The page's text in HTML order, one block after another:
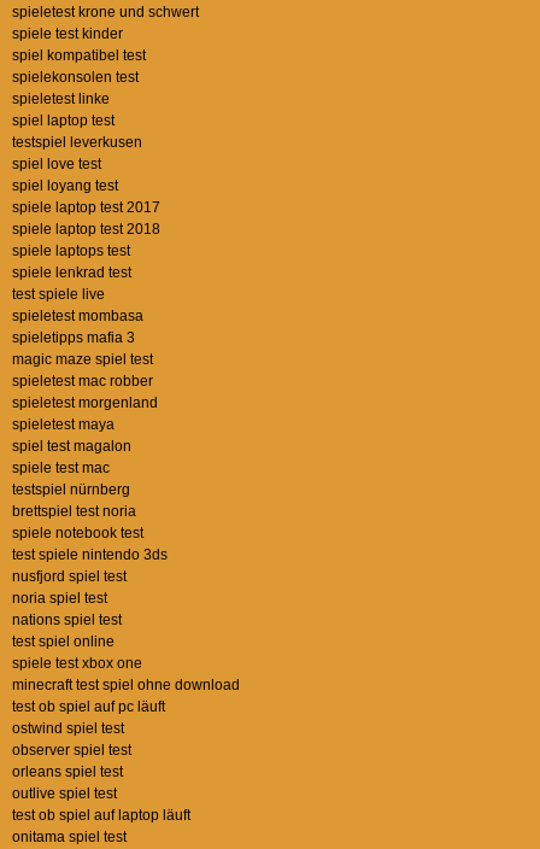
spieletest krone und schwert
spiele test kinder
spiel kompatibel test
spielekonsolen test
spieletest linke
spiel laptop test
testspiel leverkusen
spiel love test
spiel loyang test
spiele laptop test 2017
spiele laptop test 2018
spiele laptops test
spiele lenkrad test
test spiele live
spieletest mombasa
spieletipps mafia 3
magic maze spiel test
spieletest mac robber
spieletest morgenland
spieletest maya
spiel test magalon
spiele test mac
testspiel nürnberg
brettspiel test noria
spiele notebook test
test spiele nintendo 3ds
nusfjord spiel test
noria spiel test
nations spiel test
test spiel online
spiele test xbox one
minecraft test spiel ohne download
test ob spiel auf pc läuft
ostwind spiel test
observer spiel test
orleans spiel test
outlive spiel test
test ob spiel auf laptop läuft
onitama spiel test